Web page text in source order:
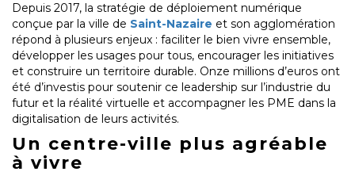
Depuis 2017, la stratégie de déploiement numérique
conçue par la ville de Saint-Nazaire et son agglomération
répond à plusieurs enjeux : faciliter le bien vivre ensemble,
développer les usages pour tous, encourager les initiatives
et construire un territoire durable. Onze millions d’euros ont
été d’investis pour soutenir ce leadership sur l’industrie du
futur et la réalité virtuelle et accompagner les PME dans la
digitalisation de leurs activités.
Un centre-ville plus agréable
à vivre